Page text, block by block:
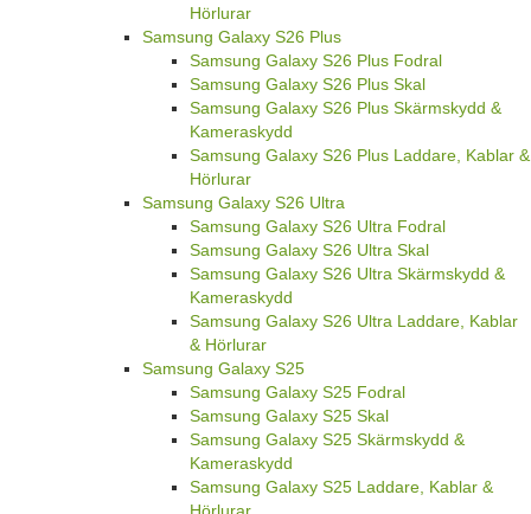
Hörlurar
Samsung Galaxy S26 Plus
Samsung Galaxy S26 Plus Fodral
Samsung Galaxy S26 Plus Skal
Samsung Galaxy S26 Plus Skärmskydd &
Kameraskydd
Samsung Galaxy S26 Plus Laddare, Kablar &
Hörlurar
Samsung Galaxy S26 Ultra
Samsung Galaxy S26 Ultra Fodral
Samsung Galaxy S26 Ultra Skal
Samsung Galaxy S26 Ultra Skärmskydd &
Kameraskydd
Samsung Galaxy S26 Ultra Laddare, Kablar
& Hörlurar
Samsung Galaxy S25
Samsung Galaxy S25 Fodral
Samsung Galaxy S25 Skal
Samsung Galaxy S25 Skärmskydd &
Kameraskydd
Samsung Galaxy S25 Laddare, Kablar &
Hörlurar